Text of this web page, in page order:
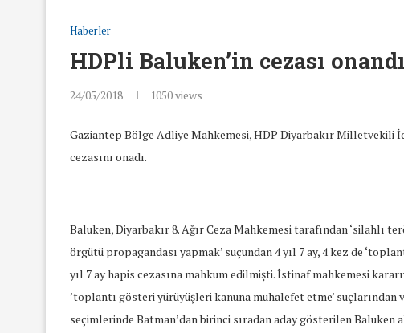
Haberler
HDPli Baluken’in cezası onandı
24/05/2018 1050views
Gaziantep Bölge Adliye Mahkemesi, HDP Diyarbakır Milletvekili
cezasını onadı.
Baluken, Diyarbakır 8. Ağır Ceza Mahkemesi tarafından ‘silahlı
örgütü propagandası yapmak’ suçundan 4 yıl 7 ay, 4 kez de
yıl 7 ay hapis cezasına mahkum edilmişti. İstinaf mahkemesi
’toplantı gösteri yürüyüşleri kanuna muhalefet etme’ suçlarından
seçimlerinde Batman’dan birinci sıradan aday gösterilen Baluken